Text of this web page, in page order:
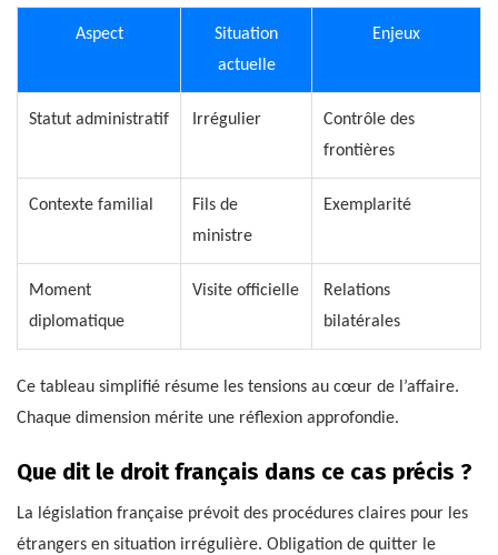
Aspect
Situation
actuelle
Enjeux
Statut administratif Irrégulier
Contrôle des
frontières
Contexte familial
Fils de
ministre
Exemplarité
Moment
diplomatique
Visite officielle
Relations
bilatérales
Ce tableau simplifié résume les tensions au cœur de l’affaire.
Chaque dimension mérite une réflexion approfondie.
Que dit le droit français dans ce cas précis ?
La législation française prévoit des procédures claires pour les
étrangers en situation irrégulière. Obligation de quitter le